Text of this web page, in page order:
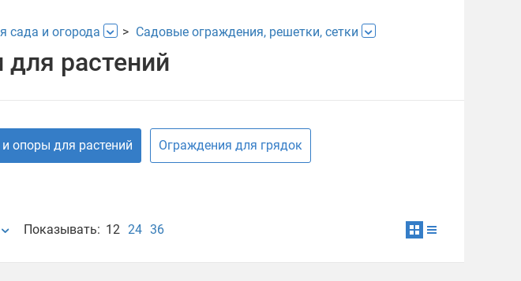
сада и огорода Садовые ограждения, решетки, сетки
растений
опоры для растений Ограждения для грядок
Показывать: 12 24 36